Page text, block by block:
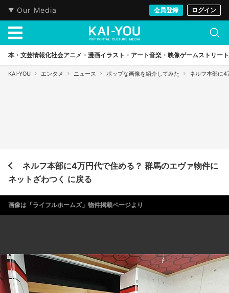
Our Media 会員登録 ログイン
本・文芸情報化社会アニメ・漫画イラスト・アート音楽・映像ゲームストリート
KAI-YOU エンタメ ニュース ポップな画像を紹介してみた ネルフ本部に4
ネルフ本部に4万円代で住める？ 群馬のエヴァ物件に
ネットざわつく に戻る
画像は「ライフルホームズ」物件掲載ページより